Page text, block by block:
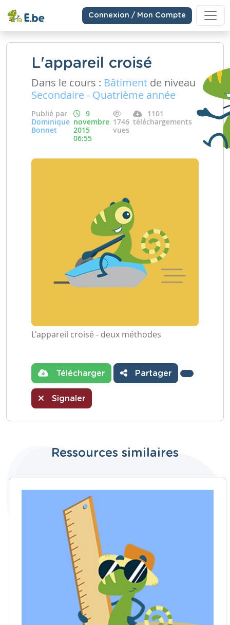
Connexion / Mon Compte
L'appareil croisé
Dans le cours : Bâtiment de niveau
Secondaire - Quatrième année
Publié par
Dominique
Bonnet
9
novembre
2015
06:55
1746
vues
1101
téléchargements
L'appareil croisé - deux méthodes
Télécharger Partager
Signaler
Ressources similaires